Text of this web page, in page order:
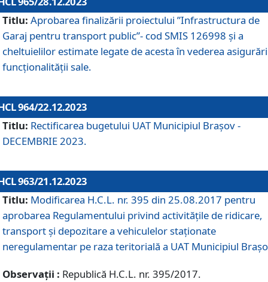
Titlu: Aprobarea finalizării proiectului ”Infrastructura de
Garaj pentru transport public”- cod SMIS 126998 și a
cheltuielilor estimate legate de acesta în vederea
funcționalității sale.
964/22.12.2023
Titlu: Rectificarea bugetului UAT Municipiul Braşov -
DECEMBRIE 2023.
963/21.12.2023
Titlu: Modificarea H.C.L. nr. 395 din 25.08.2017 pentru
aprobarea Regulamentului privind activitățile de ridicare,
transport şi depozitare a vehiculelor staționate
neregulamentar pe raza teritorială a UAT Municipiul
Observații : Republică H.C.L. nr. 395/2017.